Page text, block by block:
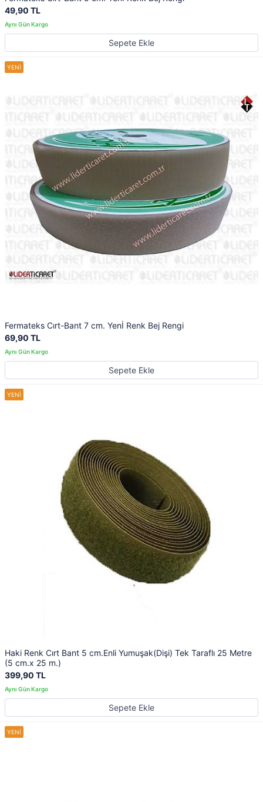
49,90 TL
Sepete Ekle
Fermateks Cırt-Bant 7 cm. Yenİ Renk Bej Rengi
69,90 TL
Sepete Ekle
Haki Renk Cırt Bant 5 cm.Enli Yumuşak(Dişi) Tek Taraflı 25 Metre
(5 cm.x 25 m.)
399,90 TL
Sepete Ekle